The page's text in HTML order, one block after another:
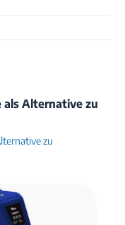
als Alternative zu
zu